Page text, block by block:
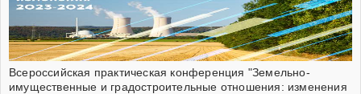
Всероссийская практическая конференция "Земельно-
имущественные и градостроительные отношения: изменения